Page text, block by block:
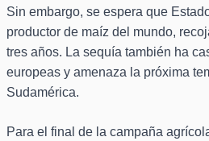
Sin embargo, se espera que
productor de maíz del mundo,
tres años. La sequía también ha
europeas y amenaza la próxima
Sudamérica.
Para el final de la campaña